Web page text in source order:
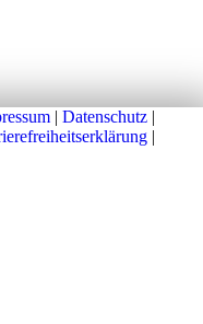
| Datenschutz |
|